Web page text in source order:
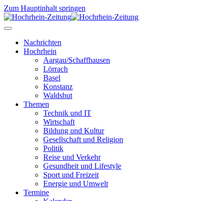
Zum Hauptinhalt springen
Nachrichten
Hochrhein
Aargau/Schaffhausen
Lörrach
Basel
Konstanz
Waldshut
Themen
Technik und IT
Wirtschaft
Bildung und Kultur
Gesellschaft und Religion
Politik
Reise und Verkehr
Gesundheit und Lifestyle
Sport und Freizeit
Energie und Umwelt
Termine